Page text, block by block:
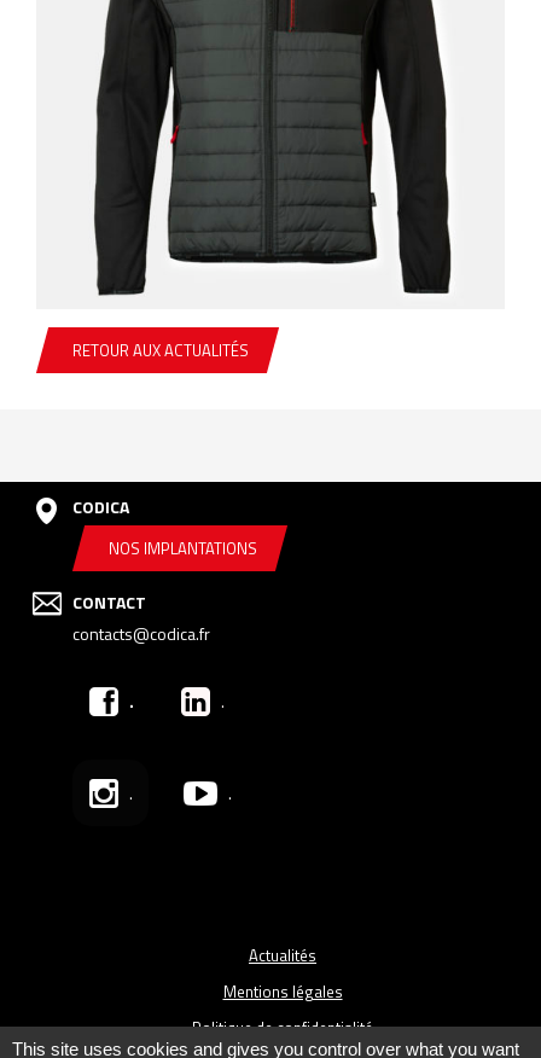
RETOUR AUX ACTUALITÉS
CODICA
NOS IMPLANTATIONS
CONTACT
contacts@codica.fr
. .
. .
Actualités
Mentions légales
Politique de confidentialité
This site uses cookies and gives you control over what you want